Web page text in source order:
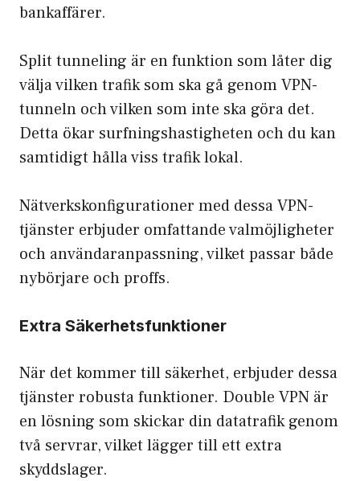
bankaffärer.
Split tunneling är en funktion som låter dig
välja vilken trafik som ska gå genom VPN-
tunneln och vilken som inte ska göra det.
Detta ökar surfningshastigheten och du kan
samtidigt hålla viss trafik lokal.
Nätverkskonfigurationer med dessa VPN-
tjänster erbjuder omfattande valmöjligheter
och användaranpassning, vilket passar både
nybörjare och proffs.
Extra Säkerhetsfunktioner
När det kommer till säkerhet, erbjuder dessa
tjänster robusta funktioner. Double VPN är
en lösning som skickar din datatrafik genom
två servrar, vilket lägger till ett extra
skyddslager.